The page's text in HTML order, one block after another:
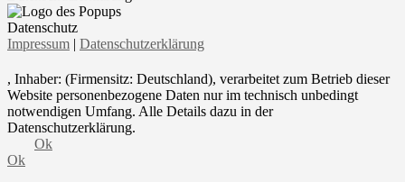
Datenschutz
Impressum | Datenschutzerklärung
, Inhaber: (Firmensitz: Deutschland), verarbeitet zum Betrieb dieser
Website personenbezogene Daten nur im technisch unbedingt
notwendigen Umfang. Alle Details dazu in der
Datenschutzerklärung.
Ok
Ok